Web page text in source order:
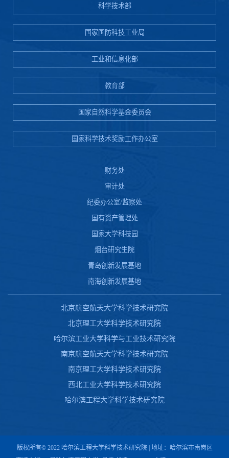
科学技术部
国家国防科技工业局
工业和信息化部
教育部
国家自然科学基金委员会
国家科学技术奖励工作办公室
财务处
审计处
纪委办公室/监察处
国有资产管理处
国家大学科技园
烟台研究生院
青岛创新发展基地
南海创新发展基地
北京航空航天大学科学技术研究院
北京理工大学科学技术研究院
哈尔滨工业大学科学与工业技术研究院
南京航空航天大学科学技术研究院
南京理工大学科学技术研究院
西北工业大学科学技术研究院
哈尔滨工程大学科学技术研究院
版权所有© 2022 哈尔滨工程大学科学技术研究院 | 地址：哈尔滨市南岗区